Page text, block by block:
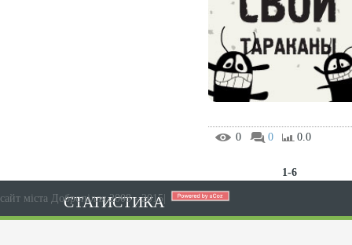
0 0 0.0
1-6
СТАТИСТИКА
сайт міста Добропілля 2008 - 2015